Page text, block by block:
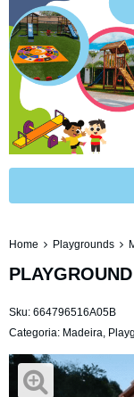
Home Playgrounds
Sku: 664796516A05B
Categoria: Madeira,